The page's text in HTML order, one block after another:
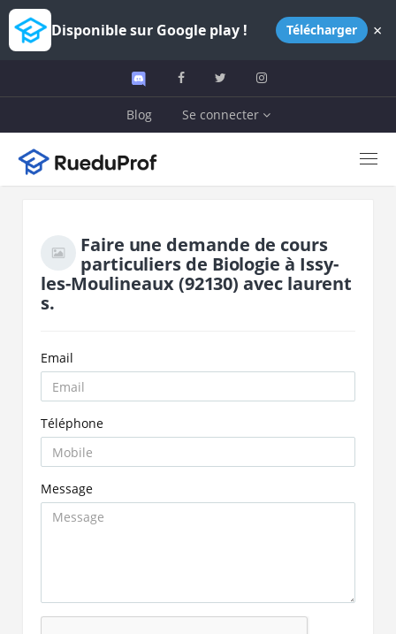
Disponible sur Google play ! Télécharger ×
Blog Se connecter
Faire une demande de cours
particuliers de Biologie à Issy-
les-Moulineaux(92130) avec laurent
s.
Email
Téléphone
Message